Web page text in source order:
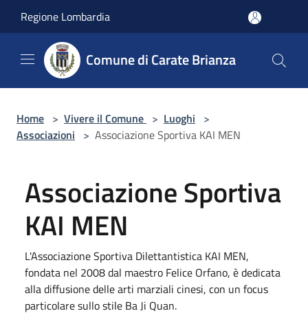
Regione Lombardia
Comune di Carate Brianza
Home > Vivere il Comune > Luoghi >
Associazioni > Associazione Sportiva KAI MEN
Associazione Sportiva
KAI MEN
L'Associazione Sportiva Dilettantistica KAI MEN,
fondata nel 2008 dal maestro Felice Orfano, è dedicata
alla diffusione delle arti marziali cinesi, con un focus
particolare sullo stile Ba Ji Quan.